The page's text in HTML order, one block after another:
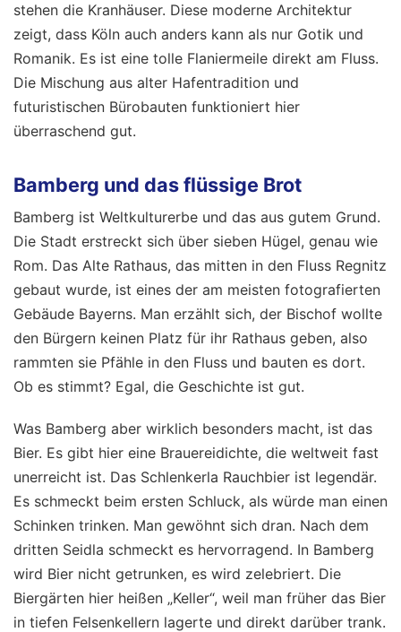
stehen die Kranhäuser. Diese moderne Architektur
zeigt, dass Köln auch anders kann als nur Gotik und
Romanik. Es ist eine tolle Flaniermeile direkt am Fluss.
Die Mischung aus alter Hafentradition und
futuristischen Bürobauten funktioniert hier
überraschend gut.
Bamberg und das flüssige Brot
Bamberg ist Weltkulturerbe und das aus gutem Grund.
Die Stadt erstreckt sich über sieben Hügel, genau wie
Rom. Das Alte Rathaus, das mitten in den Fluss Regnitz
gebaut wurde, ist eines der am meisten fotografierten
Gebäude Bayerns. Man erzählt sich, der Bischof wollte
den Bürgern keinen Platz für ihr Rathaus geben, also
rammten sie Pfähle in den Fluss und bauten es dort.
Ob es stimmt? Egal, die Geschichte ist gut.
Was Bamberg aber wirklich besonders macht, ist das
Bier. Es gibt hier eine Brauereidichte, die weltweit fast
unerreicht ist. Das Schlenkerla Rauchbier ist legendär.
Es schmeckt beim ersten Schluck, als würde man einen
Schinken trinken. Man gewöhnt sich dran. Nach dem
dritten Seidla schmeckt es hervorragend. In Bamberg
wird Bier nicht getrunken, es wird zelebriert. Die
Biergärten hier heißen „Keller“, weil man früher das Bier
in tiefen Felsenkellern lagerte und direkt darüber trank.